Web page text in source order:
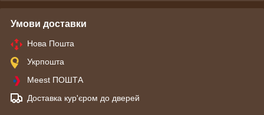
Умови доставки
Нова Пошта
Укрпошта
Meest ПОШТА
Доставка кур'єром до дверей